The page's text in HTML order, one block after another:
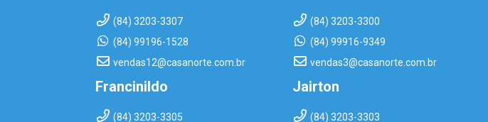
(84) 3203-3307
(84) 99196-1528
vendas12@casanorte.com.br
(84) 3203-3300
(84) 99916-9349
vendas3@casanorte.com.br
Francinildo
(84) 3203-3305
Jairton
(84) 3203-3303